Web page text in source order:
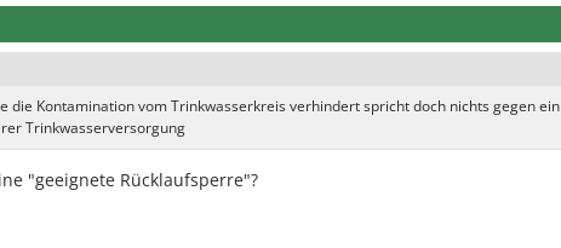
die Kontamination vom Trinkwasserkreis verhindert spricht doch nichts gegen ein
Trinkwasserversorgung
"geeignete Rücklaufsperre"?